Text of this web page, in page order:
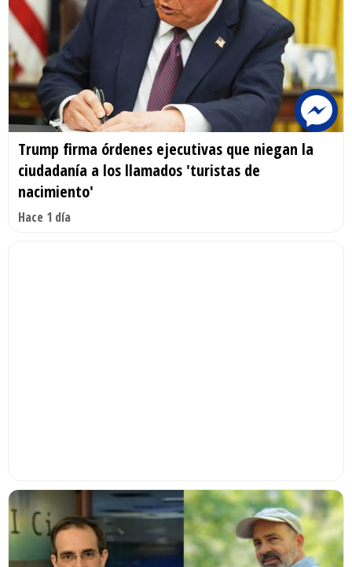
Trump firma órdenes ejecutivas que niegan la
ciudadanía a los llamados 'turistas de
nacimiento'
Hace 1 día